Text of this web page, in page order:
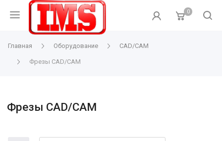
0
Главная Оборудование CAD/CAM
Фрезы CAD/CAM
Фрезы CAD/CAM